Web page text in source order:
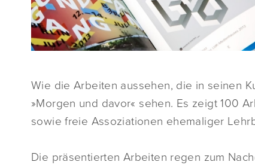
Wie die Arbeiten aussehen, die in seinen
»Morgen und davor« sehen. Es zeigt 100
sowie freie Assoziationen ehemaliger
Die präsentierten Arbeiten regen zum